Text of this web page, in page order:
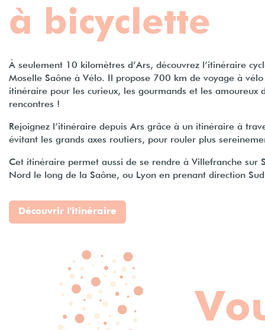
à bicyclette
À seulement 10 kilomètres d’Ars, découvrez l’itinéraire
Moselle Saône à Vélo. Il propose 700 km de voyage à
itinéraire pour les curieux, les gourmands et les amoureux
rencontres !
Rejoignez l’itinéraire depuis Ars grâce à un itinéraire à
évitant les grands axes routiers, pour rouler plus
Cet itinéraire permet aussi de se rendre à Villefranche sur
Nord le long de la Saône, ou Lyon en prenant direction
Découvrir l'itinéraire